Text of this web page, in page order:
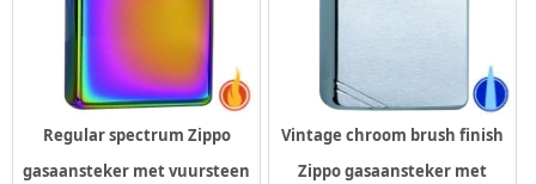
Regular spectrum Zippo
gasaansteker met vuursteen
Vintage chroom brush finish
Zippo gasaansteker met